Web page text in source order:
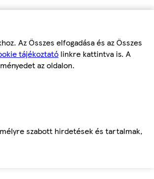
Az Összes elfogadása és az Összes
tájékoztató linkre kattintva is. A
az oldalon.
szabott hirdetések és tartalmak,